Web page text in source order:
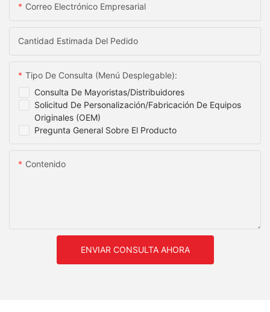
Correo Electrónico Empresarial
Cantidad Estimada Del Pedido
Consulta De Mayoristas/distribuidores
Solicitud De Personalización/fabricación De Equipos
Originales (OEM)
Pregunta General Sobre El Producto
Tipo De Consulta (menú Desplegable):
Contenido
ENVIAR CONSULTA AHORA